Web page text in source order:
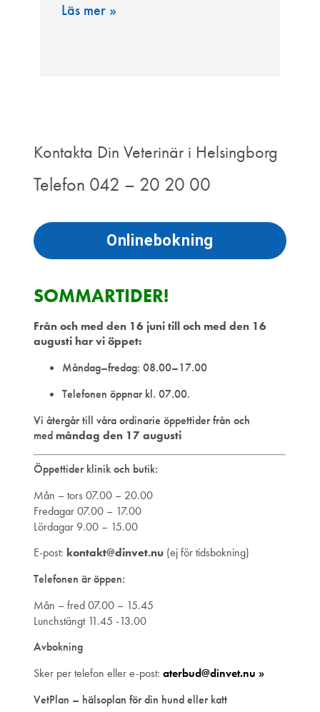
Läs mer »
Kontakta Din Veterinär i Helsingborg
Telefon 042 – 20 20 00
Onlinebokning
SOMMARTIDER!
Från och med den 16 juni till och med den 16
augusti har vi öppet:
Måndag–fredag: 08.00–17.00
Telefonen öppnar kl. 07.00.
Vi återgår till våra ordinarie öppettider från och
med måndag den 17 augusti
Öppettider klinik och butik:
Mån – tors 07.00 – 20.00
Fredagar 07.00 – 17.00
Lördagar 9.00 – 15.00
E-post: kontakt@dinvet.nu(ej för tidsbokning)
Telefonen är öppen:
Mån – fred 07.00 – 15.45
Lunchstängt 11.45 -13.00
Avbokning
Sker per telefon eller e-post: aterbud@dinvet.nu »
VetPlan – hälsoplan för din hund eller katt